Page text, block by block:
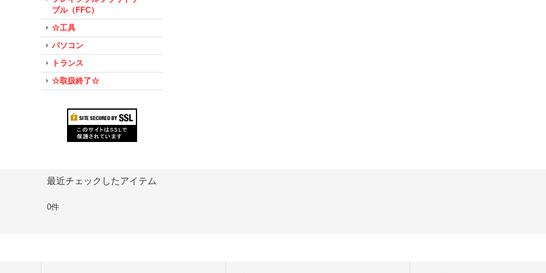
ブル（FFC）
☆工具
パソコン
トランス
☆取扱終了☆
最近チェックしたアイテム
0件